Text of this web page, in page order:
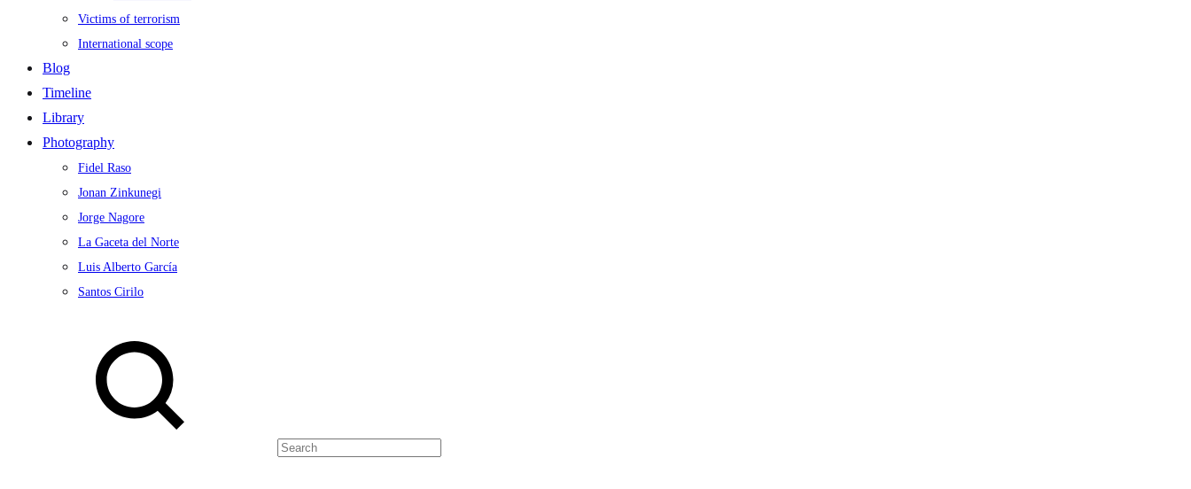
Victims of terrorism
International scope
Blog
Timeline
Library
Photography
Fidel Raso
Jonan Zinkunegi
Jorge Nagore
La Gaceta del Norte
Luis Alberto García
Santos Cirilo